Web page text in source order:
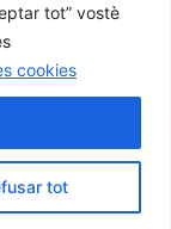
tot” vostè
cookies
tot